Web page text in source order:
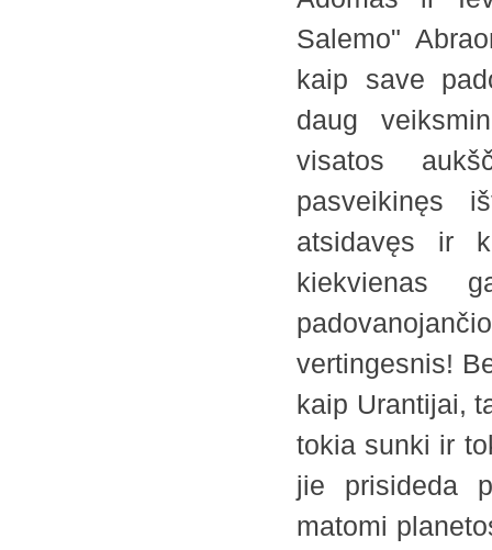
Salemo"
kaip save
daug
visatos
pasveikinęs
atsidavęs ir
kiekvienas
vertingesnis!
kaip Urantijai,
tokia sunki ir
jie prisideda
matomi